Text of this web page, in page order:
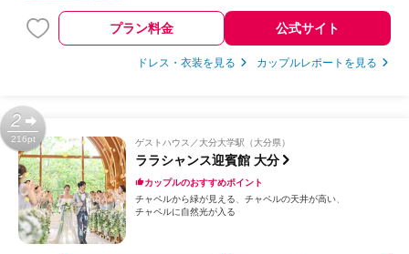
プラン料金 公式サイト
ドレス・衣装を見る カップルレポートを見る
2
216pt ゲストハウス 大分大学駅（大分県）
ララシャンス迎賓館 大分
カップルのおすすめポイント
チャペルから緑が見える
チャペルの天井が高い
チャペルに自然光が入る